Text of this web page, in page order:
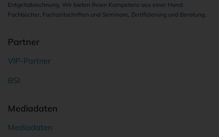
Entgeltabrechnung. Wir bieten Ihnen Kompetenz aus einer Hand:
Fachbücher, Fachzeitschriften und Seminare, Zertifizierung und Beratung.
Partner
VIP-Partner
BSI
Mediadaten
Mediadaten